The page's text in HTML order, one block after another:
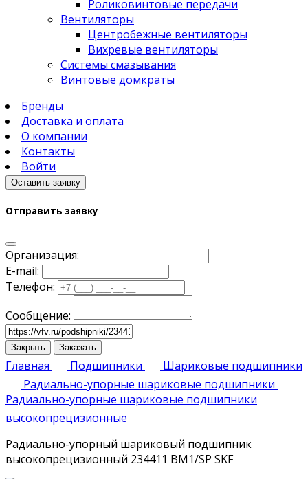
Роликовинтовые передачи
Вентиляторы
Центробежные вентиляторы
Вихревые вентиляторы
Системы смазывания
Винтовые домкраты
Бренды
Доставка и оплата
О компании
Контакты
Войти
Оставить заявку
Отправить заявку
Организация:
E-mail:
Телефон:
Сообщение:
Закрыть Заказать
Главная Подшипники
Шариковые подшипники
Радиально-упорные шариковые подшипники
Радиально-упорные шариковые подшипники
высокопрецизионные
Радиально-упорный шариковый подшипник
высокопрецизионный 234411 BM1/SP SKF